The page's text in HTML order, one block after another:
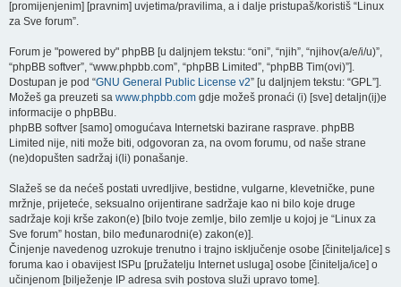
[promijenjenim] [pravnim] uvjetima/pravilima, a i dalje pristupaš/koristiš “Linux
za Sve forum”.
Forum je "powered by" phpBB [u daljnjem tekstu: “oni”, “njih”, “njihov(a/e/i/u)”,
“phpBB softver”, “www.phpbb.com”, “phpBB Limited”, “phpBB Tim(ovi)”].
Dostupan je pod “GNU General Public License v2” [u daljnjem tekstu: “GPL”].
Možeš ga preuzeti sa www.phpbb.com gdje možeš pronaći (i) [sve] detaljn(ij)e
informacije o phpBBu.
phpBB softver [samo] omogućava Internetski bazirane rasprave. phpBB
Limited nije, niti može biti, odgovoran za, na ovom forumu, od naše strane
(ne)dopušten sadržaj i(li) ponašanje.
Slažeš se da nećeš postati uvredljive, bestidne, vulgarne, klevetničke, pune
mržnje, prijeteće, seksualno orijentirane sadržaje kao ni bilo koje druge
sadržaje koji krše zakon(e) [bilo tvoje zemlje, bilo zemlje u kojoj je “Linux za
Sve forum” hostan, bilo međunarodni(e) zakon(e)].
Činjenje navedenog uzrokuje trenutno i trajno isključenje osobe [činitelja/ice] s
foruma kao i obavijest ISPu [pružatelju Internet usluga] osobe [činitelja/ice] o
učinjenom [bilježenje IP adresa svih postova služi upravo tome].